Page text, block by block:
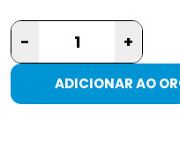
- +